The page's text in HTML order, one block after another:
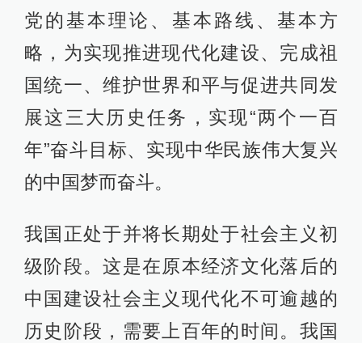
党的基本理论、基本路线、基本方
略，为实现推进现代化建设、完成祖
国统一、维护世界和平与促进共同发
展这三大历史任务，实现“两个一百
年”奋斗目标、实现中华民族伟大复兴
的中国梦而奋斗。
我国正处于并将长期处于社会主义初
级阶段。这是在原本经济文化落后的
中国建设社会主义现代化不可逾越的
历史阶段，需要上百年的时间。我国